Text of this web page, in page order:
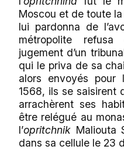
Moscou et de toute
lui pardonna de
métropolite
jugement d’un
qui le priva de sa
alors envoyés pour
1568, ils se saisirent
arrachèrent ses
être relégué au
l’opritchnik Maliouta
dans sa cellule le 23